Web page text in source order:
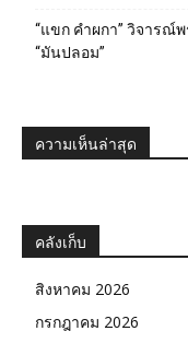
“แขก คำผกา” วิจารณ์
“มันปลอม”
ความเห็นล่าสุด
คลังเก็บ
สิงหาคม 2026
กรกฎาคม 2026